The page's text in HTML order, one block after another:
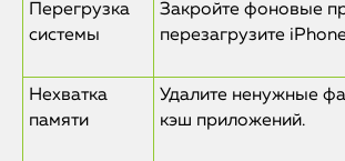
Перегрузка
системы
Закройте фоновые
перезагрузите
Нехватка
памяти
Удалите ненужные
кэш приложений.